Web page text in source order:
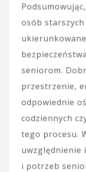
osób
seniorom.
przestrzenie,
odpowiednie
codziennych
tego procesu.
uwzględnienie
i potrzeb